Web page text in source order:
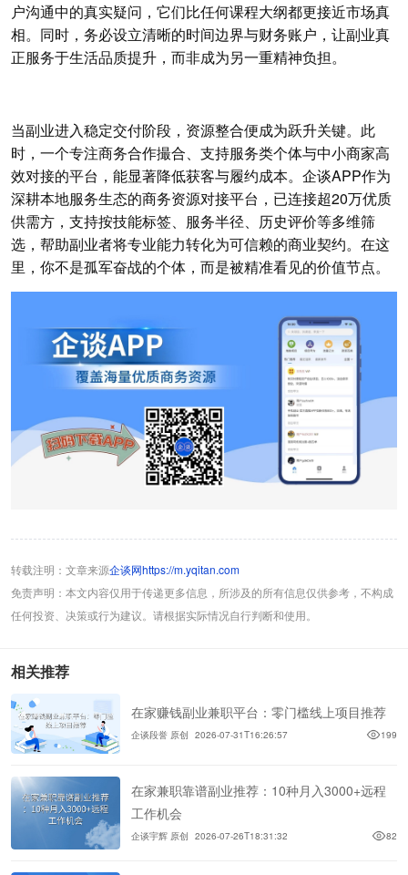
户沟通中的真实疑问，它们比任何课程大纲都更接近市场真
相。同时，务必设立清晰的时间边界与财务账户，让副业真
正服务于生活品质提升，而非成为另一重精神负担。
当副业进入稳定交付阶段，资源整合便成为跃升关键。此
时，一个专注商务合作撮合、支持服务类个体与中小商家高
效对接的平台，能显著降低获客与履约成本。企谈APP作为
深耕本地服务生态的商务资源对接平台，已连接超20万优质
供需方，支持按技能标签、服务半径、历史评价等多维筛
选，帮助副业者将专业能力转化为可信赖的商业契约。在这
里，你不是孤军奋战的个体，而是被精准看见的价值节点。
转载注明：文章来源企谈网https://m.yqitan.com
免责声明：本文内容仅用于传递更多信息，所涉及的所有信息仅供参考，不构成
任何投资、决策或行为建议。请根据实际情况自行判断和使用。
相关推荐
在家赚钱副业兼职平台：零门槛线上项目推荐
企谈段誉 原创 2026-07-31T16:26:57 199
在家兼职靠谱副业推荐：10种月入3000+远程
工作机会
企谈宇辉 原创 2026-07-26T18:31:32 82